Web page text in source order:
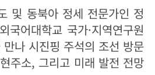
및 동북아 정세 전문가인 정
어대학교 국가·지역연구원
나 시진핑 주석의 조선 방문
주소, 그리고 미래 발전 전망